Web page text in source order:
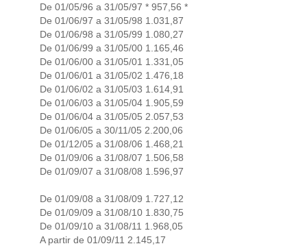
De 01/05/96 a 31/05/97 * 957,56 *
De 01/06/97 a 31/05/98 1.031,87
De 01/06/98 a 31/05/99 1.080,27
De 01/06/99 a 31/05/00 1.165,46
De 01/06/00 a 31/05/01 1.331,05
De 01/06/01 a 31/05/02 1.476,18
De 01/06/02 a 31/05/03 1.614,91
De 01/06/03 a 31/05/04 1.905,59
De 01/06/04 a 31/05/05 2.057,53
De 01/06/05 a 30/11/05 2.200,06
De 01/12/05 a 31/08/06 1.468,21
De 01/09/06 a 31/08/07 1.506,58
De 01/09/07 a 31/08/08 1.596,97
De 01/09/08 a 31/08/09 1.727,12
De 01/09/09 a 31/08/10 1.830,75
De 01/09/10 a 31/08/11 1.968,05
A partir de 01/09/11 2.145,17